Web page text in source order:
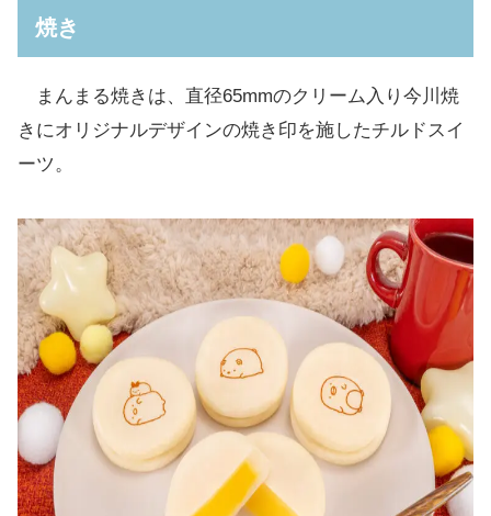
焼き
まんまる焼きは、直径65mmのクリーム入り今川焼
きにオリジナルデザインの焼き印を施したチルドスイ
ーツ。